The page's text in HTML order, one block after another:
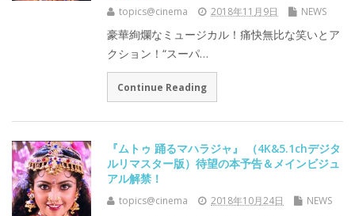
topics@cinema 2018年11月9日 NEWS
豪華絢爛なミュージカル！痛快無比な笑いとア
クション！“スーパ…
Continue Reading
『ムトゥ 踊るマハラジャ』 （4K&5.1chデジタ
ルリマスター版）待望の本予告＆メインビジュ
アル解禁！
topics@cinema 2018年10月24日 NEWS